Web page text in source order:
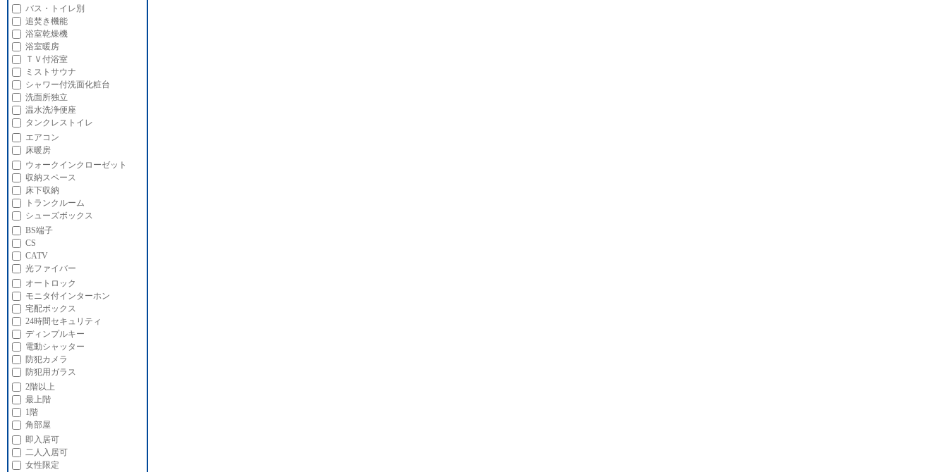
バス・トイレ別
追焚き機能
浴室乾燥機
浴室暖房
ＴＶ付浴室
ミストサウナ
シャワー付洗面化粧台
洗面所独立
温水洗浄便座
タンクレストイレ
エアコン
床暖房
ウォークインクローゼット
収納スペース
床下収納
トランクルーム
シューズボックス
BS端子
CS
CATV
光ファイバー
オートロック
モニタ付インターホン
宅配ボックス
24時間セキュリティ
ディンプルキー
電動シャッター
防犯カメラ
防犯用ガラス
2階以上
最上階
1階
角部屋
即入居可
二人入居可
女性限定